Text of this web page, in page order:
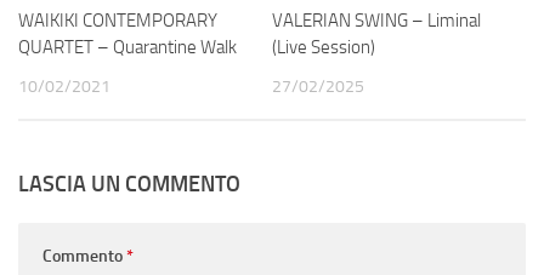
WAIKIKI CONTEMPORARY
QUARTET – Quarantine Walk
10/02/2021
VALERIAN SWING – Liminal
(Live Session)
27/02/2025
LASCIA UN COMMENTO
Commento*